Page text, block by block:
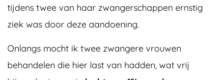
tijdens twee van haar zwangerschappen ernstig
ziek was door deze aandoening.
Onlangs mocht ik twee zwangere vrouwen
behandelen die hier last van hadden, wat vrij